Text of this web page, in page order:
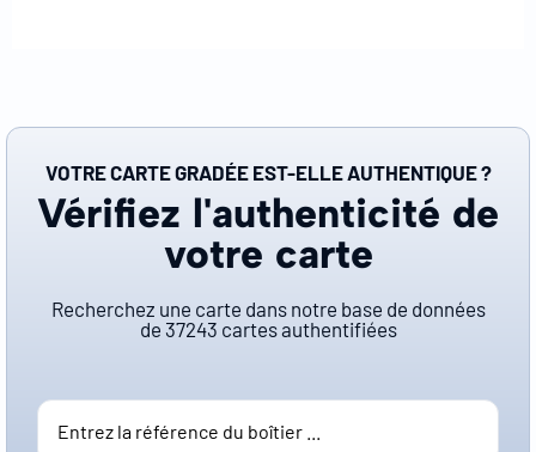
VOTRE CARTE GRADÉE EST-ELLE AUTHENTIQUE ?
Vérifiez l'authenticité de
votre carte
Recherchez une carte dans notre base de données
de 37243 cartes authentifiées